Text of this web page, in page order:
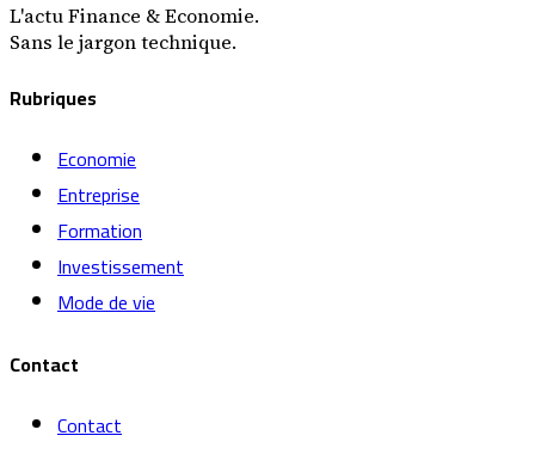
L'actu Finance & Economie.
Sans le jargon technique.
Rubriques
Economie
Entreprise
Formation
Investissement
Mode de vie
Contact
Contact